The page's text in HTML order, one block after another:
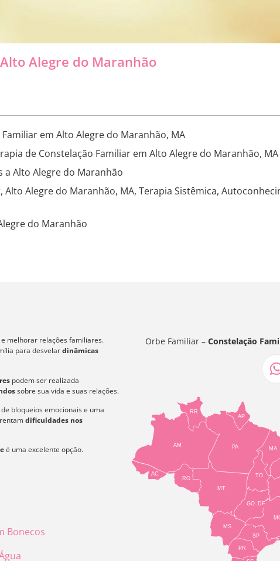
Alegre do Maranhão
em Alto Alegre do Maranhão, MA
de Constelação Familiar em Alto Alegre do Maranhão, MA
Alto Alegre do Maranhão
Alto Alegre do Maranhão, MA, Terapia Sistêmica,
do Maranhão
melhorar relações familiares.
para desvelardinâmicas
podem ser realizada
sobre sua vida e suas relações.
bloqueios emocionais e uma
dificuldades nos
é uma excelente opção.
Bonecos
Orbe Familiar –Constelação
TO
MA
AP
PA
RR
AM
AC
RO
MT
MS
GO
PR
SP
DF